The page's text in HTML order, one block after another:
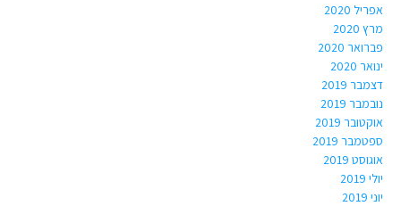
אפריל 2020
מרץ 2020
פברואר 2020
ינואר 2020
דצמבר 2019
נובמבר 2019
אוקטובר 2019
ספטמבר 2019
אוגוסט 2019
יולי 2019
יוני 2019